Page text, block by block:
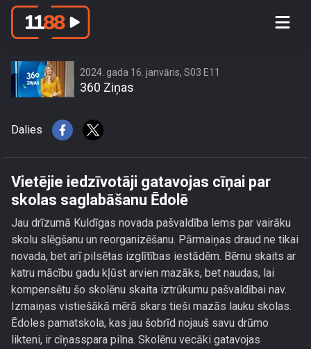
Vietējie iedzīvotāji gatavojas cīņai par
2024. gada 16. janvāris, S03 E11
360 Ziņas
Dalies
Vietējie iedzīvotāji gatavojas cīņai par
skolas saglabāšanu Ēdolē
Jau drīzumā Kuldīgas novada pašvaldība lems par vairāku
skolu slēgšanu un reorganizēšanu. Pārmaiņas draud ne tikai
novada, bet arī pilsētas izglītības iestādēm. Bērnu skaits ar
katru mācību gadu kļūst arvien mazāks, bet naudas, lai
kompensētu šo skolēnu skaita iztrūkumu pašvaldībai nav.
Izmaiņas vistiešākā mērā skars tieši mazās lauku skolas.
Ēdoles pamatskola, kas jau šobrīd nojauš savu drūmo
likteni, ir cīņasspara pilna. Skolēnu vecāki gatavojas